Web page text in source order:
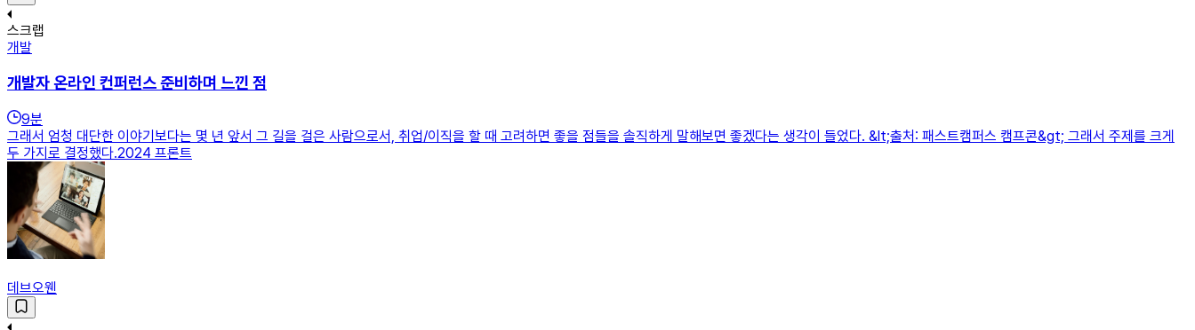
스크랩
개발
개발자 온라인 컨퍼런스 준비하며 느낀 점
9분
그래서 엄청 대단한 이야기보다는 몇 년 앞서 그 길을 걸은 사람으로서, 취업/이직을 할 때 고려하면 좋을 점들을 솔직하게 말해보면 좋겠다는 생각이 들었다. &lt;출처: 패스트캠퍼스 캠프콘&gt; 그래서 주제를 크게
두 가지로 결정했다.2024 프론트
데브오웬